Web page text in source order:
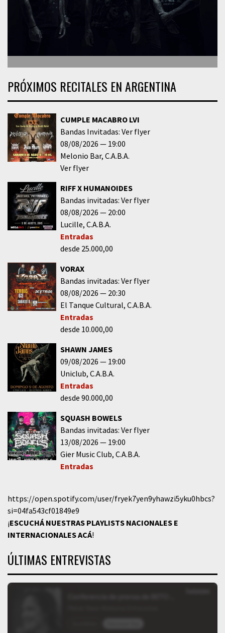
PRÓXIMOS RECITALES EN ARGENTINA
CUMPLE MACABRO LVI
Bandas Invitadas: Ver flyer
08/08/2026
19:00
Melonio Bar C.A.B.A.
Ver flyer
RIFF X HUMANOIDES
Bandas invitadas: Ver flyer
08/08/2026
20:00
Lucille C.A.B.A.
Entradas
desde 25.000,00
VORAX
Bandas invitadas: Ver flyer
08/08/2026
20:30
El Tanque Cultural C.A.B.A.
Entradas
desde 10.000,00
SHAWN JAMES
09/08/2026
19:00
Uniclub C.A.B.A.
Entradas
desde 90.000,00
SQUASH BOWELS
Bandas invitadas: Ver flyer
13/08/2026
19:00
Gier Music Club C.A.B.A.
Entradas
https://open.spotify.com/user/fryek7yen9yhawzi5yku0hbcs?
si=04fa543cf01849e9
¡ESCUCHÁ NUESTRAS PLAYLISTS NACIONALES E
INTERNACIONALESACÁ!
ÚLTIMAS ENTREVISTAS